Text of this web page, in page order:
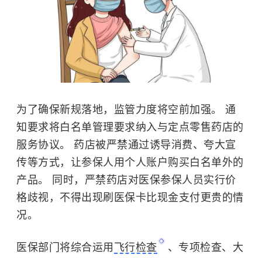
为了确保新规落地，监管力度将空前加强。 通
知要求将白名单管理要求纳入与定点零售药店的
服务协议。 药店被严禁通过诱导消费、夸大宣
传等方式，让参保人用个人账户购买白名单外的
产品。 同时，严禁药店对医保参保人员实行价
格歧视，不得出现刷医保卡比现金支付更贵的情
况。
医保部门将综合运用 飞行检查
、专项检查、大